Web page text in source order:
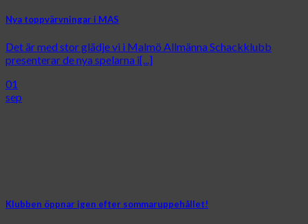
Nya toppvärvningar i MAS
Det är med stor glädje vi i Malmö Allmänna Schackklubb
presenterar de nya spelarna i[...]
01
sep
Klubben öppnar igen efter sommaruppehållet!